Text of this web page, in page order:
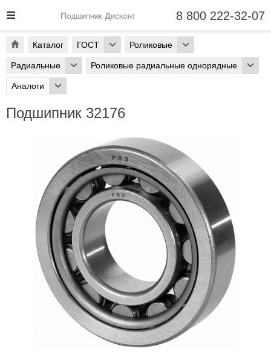
Каталог ГОСТ Роликовые
Радиальные Роликовые радиальные однорядные
Аналоги
Подшипник 32176
Подшипник Дисконт 8 800 222-32-07